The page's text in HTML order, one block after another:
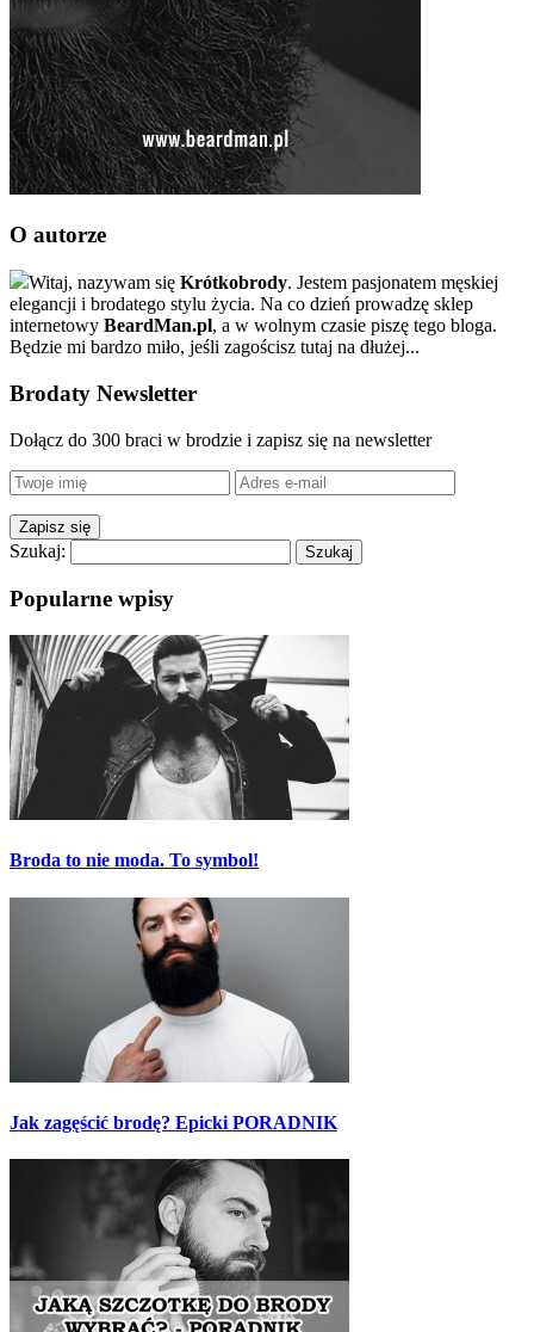
O autorze
Witaj, nazywam się Krótkobrody. Jestem pasjonatem męskiej
elegancji i brodatego stylu życia. Na co dzień prowadzę sklep
internetowy BeardMan.pl, a w wolnym czasie piszę tego bloga.
Będzie mi bardzo miło, jeśli zagościsz tutaj na dłużej...
Brodaty Newsletter
Dołącz do 300 braci w brodzie i zapisz się na newsletter
Szukaj:
Popularne wpisy
Broda to nie moda. To symbol!
Jak zagęścić brodę? Epicki PORADNIK